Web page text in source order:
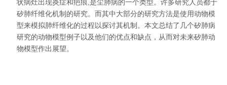
状病灶出现炎症和疤痕,是尘肺病的一个类型。许多研究人员都于
矽肺纤维化机制的研究。而其中大部分的研究方法是使用动物模
型来模拟肺纤维化的过程以探讨其机制。本文总结了几个矽肺病
研究的动物模型例子以及他们的优点和缺点，从而对未来矽肺动
物模型作出展望。